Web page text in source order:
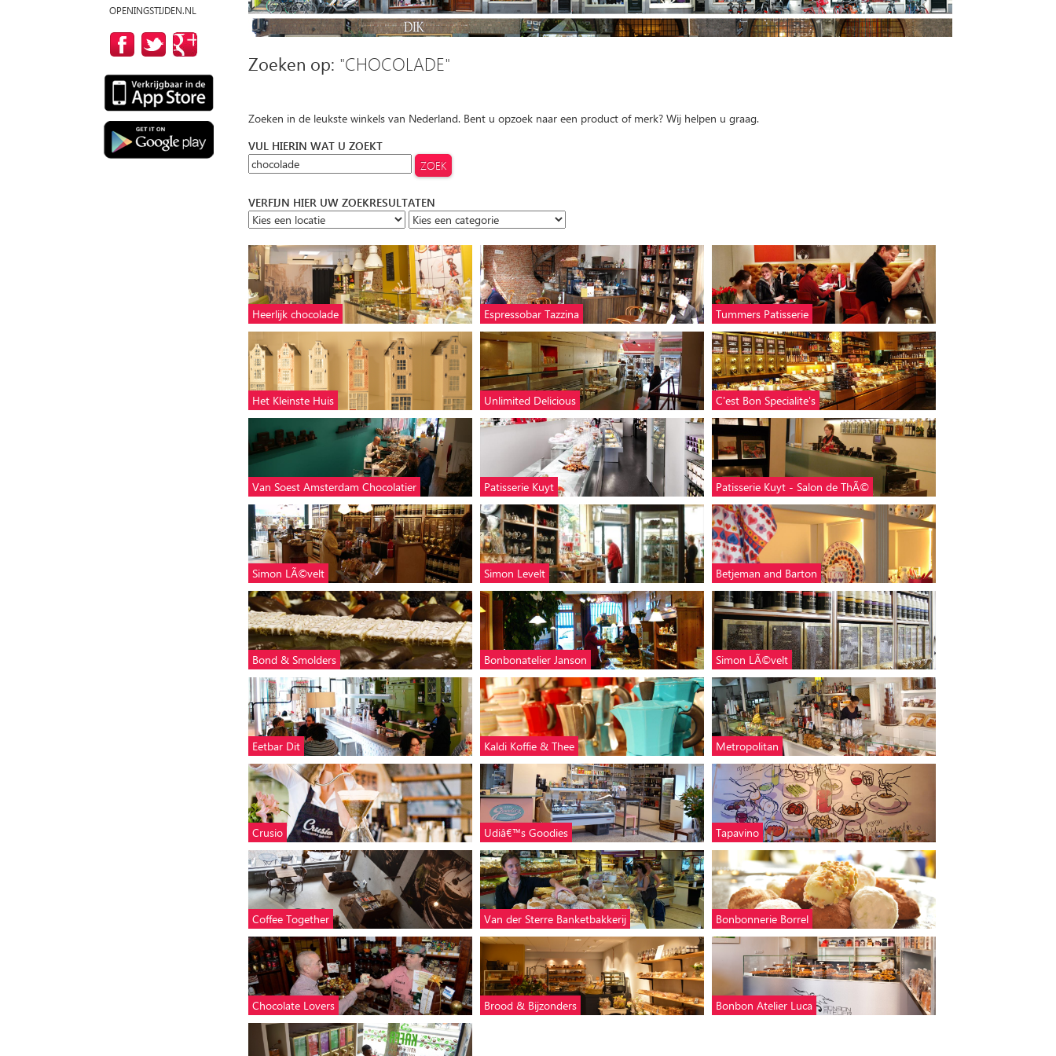
OPENINGSTIJDEN.NL
Zoeken op: "CHOCOLADE"
Zoeken in de leukste winkels van Nederland. Bent u opzoek naar een product of merk? Wij helpen u graag.
VUL HIERIN WAT U ZOEKT
VERFIJN HIER UW ZOEKRESULTATEN
Heerlijk chocolade Espressobar Tazzina Tummers Patisserie
Het Kleinste Huis Unlimited Delicious C'est Bon Specialite's
Van Soest Amsterdam Chocolatier Patisserie Kuyt Patisserie Kuyt - Salon de ThÃ©
Simon LÃ©velt Simon Levelt Betjeman and Barton
Bond & Smolders Bonbonatelier Janson Simon LÃ©velt
Eetbar Dit Kaldi Koffie & Thee Metropolitan
Crusio Udiâ€™s Goodies Tapavino
Coffee Together Van der Sterre Banketbakkerij Bonbonnerie Borrel
Chocolate Lovers Brood & Bijzonders Bonbon Atelier Luca